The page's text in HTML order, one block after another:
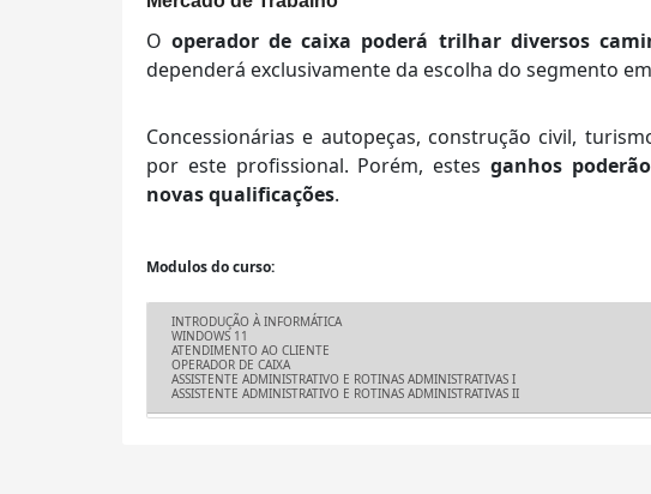
Ooperador de caixa poderá trilhar diversos
dependerá exclusivamente da escolha do segmento
Concessionárias e autopeças, construção civil,
por este profissional. Porém, estes ganhos
novas qualificações.
Modulos do curso:
INTRODUÇÃO À INFORMÁTICA
WINDOWS 11
ATENDIMENTO AO CLIENTE
OPERADOR DE CAIXA
ASSISTENTE ADMINISTRATIVO E ROTINAS ADMINISTRATIVAS I
ASSISTENTE ADMINISTRATIVO E ROTINAS ADMINISTRATIVAS II